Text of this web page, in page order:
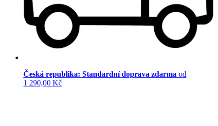
Česká republika: Standardní doprava zdarma od
1 290,00 Kč